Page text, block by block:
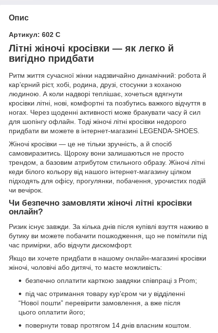
Опис
Артикул: 602 С
Літні жіночі кросівки — як легко й
вигідно придбати
Ритм життя сучасної жінки надзвичайно динамічний: робота й
кар’єрний ріст, хобі, родина, друзі, стосунки з коханою
людиною. А коли надворі теплішає, хочеться вдягнути
кросівки літні, нові, комфортні та позбутись важкого відчуття в
ногах. Через щоденні активності може бракувати часу й сил
для шопінгу офлайн. Тоді жіночі літні кросівки недорого
придбати ви можете в інтернет-магазині LEGENDA-SHOES.
Жіночі кросівки — це не тільки зручність, а й спосіб
самовиразитись. Щороку вони залишаються не просто
трендом, а базовим атрибутом стильного образу. Жіночі літні
кеди білого кольору від нашого інтернет-магазину цілком
підходять для офісу, прогулянки, побачення, урочистих подій
чи вечірок.
Чи безпечно замовляти жіночі літні кросівки
онлайн?
Ризик існує завжди. За кілька днів після купівлі взуття наживо в
бутику ви можете побачити пошкодження, що не помітили під
час примірки, або відчути дискомфорт.
Якщо ви хочете придбати в нашому онлайн-магазині кросівки
жіночі, чоловічі або дитячі, то маєте можливість:
безпечно оплатити карткою завдяки співпраці з Prom;
під час отримання товару кур’єром чи у відділенні
“Нової пошти” перевірити замовлення, а вже після
цього оплатити його;
повернути товар протягом 14 днів власним коштом.